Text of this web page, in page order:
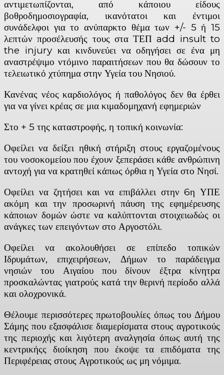
αντιμετωπίζονται, από κάποιου είδους
βοθροδημοσιογραφία, ικανότατοι και έντιμοι
συνάδελφοι για το ανύπαρκτο θέμα των +/- 5 ή 15
λεπτών προσέλευσής τους στα ΤΕΠ add insult to
the injury και κινδυνεύει να οδηγήσει σε ένα μη
αναστρέψιμο ντόμινο παραιτήσεων που θα δώσουν το
τελειωτικό χτύπημα στην Υγεία του Νησιού.
Κανένας νέος καρδιολόγος ή παθολόγος δεν θα έρθει
για να γίνει κρέας σε μια κιμαδομηχανή εφημεριών
Στο + 5 της καταστροφής, η τοπική κοινωνία:
Οφείλει να δείξει ηθική στήριξη στους εργαζομένους
του νοσοκομείου που έχουν ξεπεράσει κάθε ανθρώπινη
αντοχή για να κρατηθεί κάπως όρθια η Υγεία στο Νησί.
Οφείλει να ζητήσει και να επιβάλλει στην 6η ΥΠΕ
ακόμη και την προσωρινή πάυση της εφημέρευσης
κάποιων δομών ώστε να καλύπτονται στοιχειωδώς οι
ανάγκες των επειγόντων στο Αργοστόλι.
Οφείλει να ακολουθήσει σε επίπεδο τοπικών
Ιδρυμάτων, επιχειρήσεων, Δήμων το παράδειγμα
νησιών του Αιγαίου που δίνουν έξτρα κίνητρα
προσκαλώντας γιατρούς κατά την θερινή περίοδο αλλά
και ολοχρονικά.
Θέλουμε περισσότερες πρωτοβουλίες όπως του Δήμου
Σάμης που εξασφάλισε διαμερίσματα στους αγροτικούς
της περιοχής και λιγότερη αναλγησία όπως αυτή της
κεντρικήςς διοίκηση που έκοψε τα επιδόματα της
Περιφέρειας στους Αγροτικούς ως μη νόμιμα.